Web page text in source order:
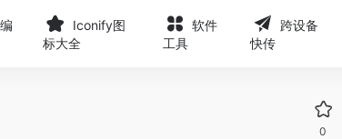
Iconify图
标大全
软件
工具
跨设备
快传
0